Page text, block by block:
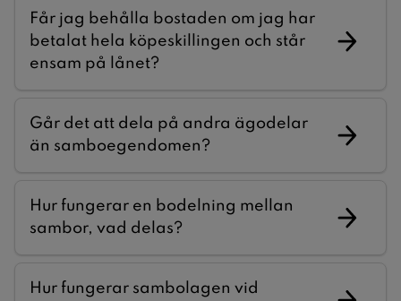
Får jag behålla bostaden om jag har
betalat hela köpeskillingen och står
ensam på lånet?
Går det att dela på andra ägodelar
än samboegendomen?
Hur fungerar en bodelning mellan
sambor, vad delas?
Hur fungerar sambolagen vid